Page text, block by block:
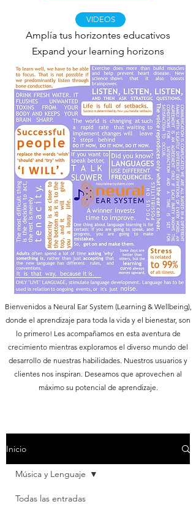
VIDEOS
Amplía tus horizontes educativos
Expand your learning horizons
Bienvenidos a Neural Ear System (Learning & Wellbeing),
donde el aprendizaje para toda la vida y el bienestar, son
lo primero! Les acompañamos en esta aventura de
crecimiento mientras exploramos el diverso mundo del
desarrollo de nuestras habilidades. Nuestros usuarios y
clientes nos inspiran. Deseamos que aprovechen al
máximo su potencial de aprendizaje.
Inicio
Todas las entradas
Música y Lenguaje